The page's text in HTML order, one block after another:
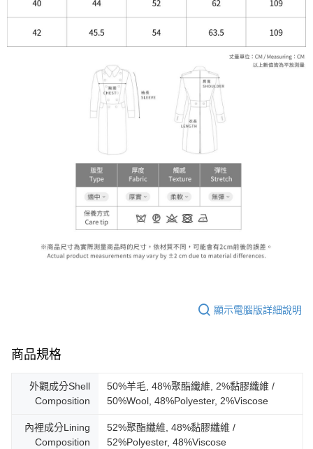
顯示電腦版詳細說明
商品規格
外觀成分Shell
Composition
50%羊毛, 48%聚酯纖維, 2%黏膠纖維 /
50%Wool, 48%Polyester, 2%Viscose
內裡成分Lining
Composition
52%聚酯纖維, 48%黏膠纖維 /
52%Polyester, 48%Viscose